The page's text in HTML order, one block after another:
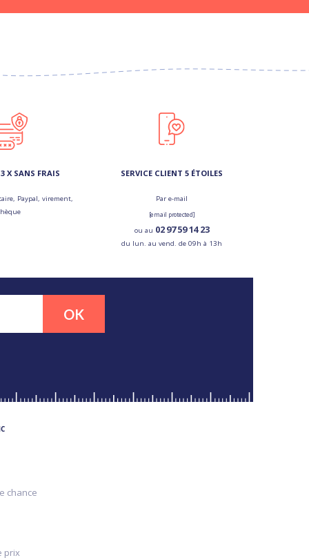
X SANS FRAIS
Paypal, virement,
SERVICE CLIENT 5 ÉTOILES
Par e-mail
[email protected]
ou au 02 97 59 14 23
du lun. au vend. de 09h à 13h
OK
chance
prix